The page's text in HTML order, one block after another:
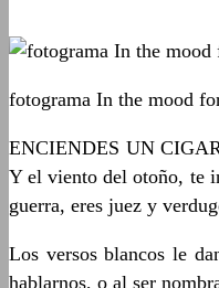
fotograma In the mood
ENCIENDES UN
Y el viento del otoño, te
guerra, eres juez y
Los versos blancos le
hablarnos, o al ser